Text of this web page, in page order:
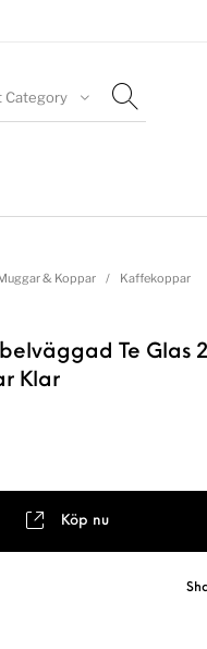
Category
& Koppar / Kaffekoppar
Te Glas
Klar
Köp nu